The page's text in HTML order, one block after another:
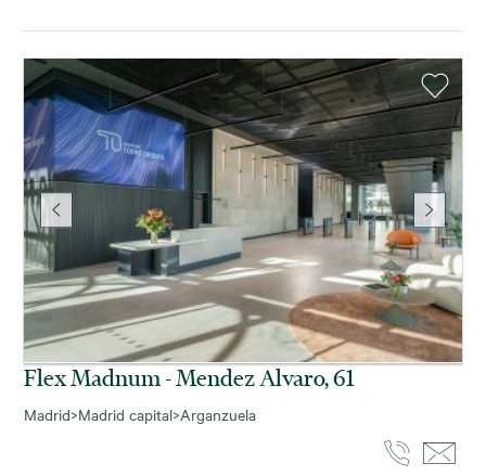
Flex Madnum - Mendez Alvaro, 61
Madrid>Madrid capital>Arganzuela